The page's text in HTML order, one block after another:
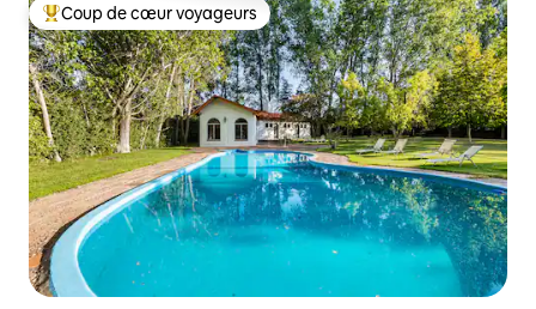
Coups de cœur voyageurs les plus appréciés
Coup de cœur voyageurs